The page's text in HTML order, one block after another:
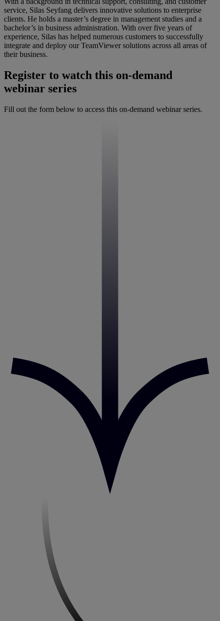
service, Silas Seyfang delivers innovative solutions to enterprise
clients. He holds a master’s degree in management studies and a
bachelor’s in business administration. With over five years of
experience, Silas has helped numerous customers to successfully
integrate and deploy our TeamViewer solutions across all areas of
their business.
Register to watch this on-demand
webinar series
Fill out the form below to access this on-demand webinar series.